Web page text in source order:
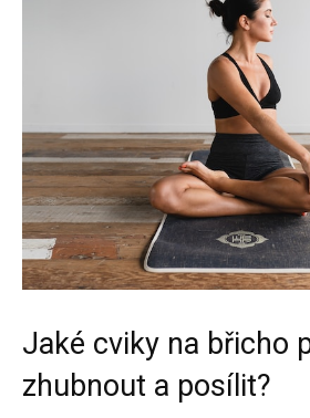
Jaké cviky na břicho
zhubnout a posílit?